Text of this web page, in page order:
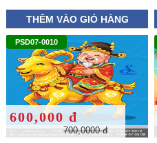
THÊM VÀO GIỎ HÀNG
PSD07-0010
600,000 đ
700,0000 đ